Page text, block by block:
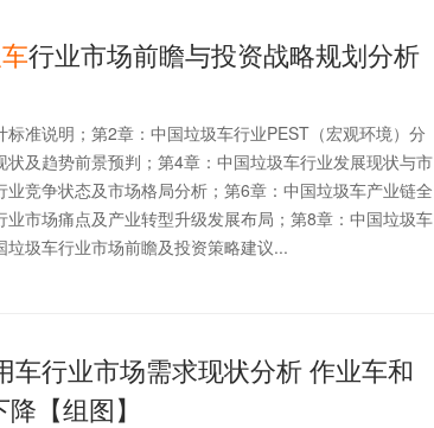
行业市场前瞻与投资战略规划分析
准说明；第2章：中国垃圾车行业PEST（宏观环境）分
及趋势前景预判；第4章：中国垃圾车行业发展现状与市
竞争状态及市场格局分析；第6章：中国垃圾车产业链全
市场痛点及产业转型升级发展布局；第8章：中国垃圾车
圾车行业市场前瞻及投资策略建议...
车行业市场需求现状分析 作业车和
【组图】